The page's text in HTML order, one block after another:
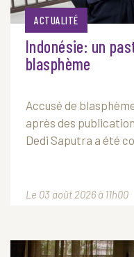
ACTUALITÉ
Indonésie: un
blasphème
Accusé de
après des
Dedi Saputra a été
Le 03 août 2026 à 11h00